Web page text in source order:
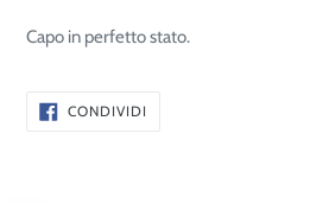
Capo in perfetto stato.
CONDIVIDI